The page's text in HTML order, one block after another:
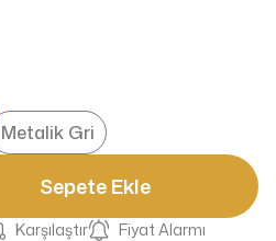
Metalik Gri
Sepete Ekle
Karşılaştır
Fiyat Alarmı